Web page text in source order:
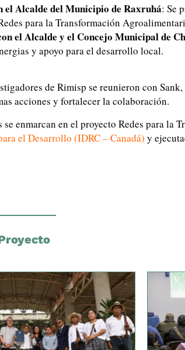
el Alcalde del Municipio de Raxruhá: Se
para la Transformación
el Alcalde y el Concejo Municipal de
y apoyo para el desarrollo local.
de Rimisp se reunieron con
acciones y fortalecer la colaboración.
se enmarcan en el proyecto Redes para
el Desarrollo (IDRC – Canadá) y